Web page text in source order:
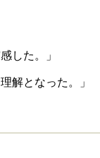
した。」
解となった。」